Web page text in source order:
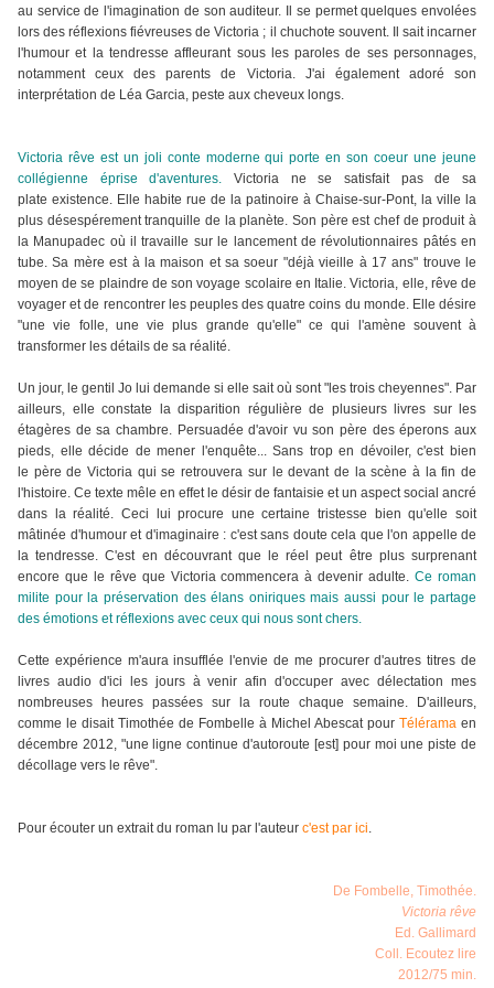
au service de l'imagination de son auditeur. Il se permet quelques envolées
lors des réflexions fiévreuses de Victoria ; il chuchote souvent. Il sait incarner
l'humour et la tendresse affleurant sous les paroles de ses personnages,
notamment ceux des parents de Victoria. J'ai également adoré son
interprétation de Léa Garcia, peste aux cheveux longs.
Victoria rêve est un joli conte moderne qui porte en son coeur une jeune
collégienne éprise d'aventures. Victoria ne se satisfait pas de sa
plate existence. Elle habite rue de la patinoire à Chaise-sur-Pont, la ville la
plus désespérement tranquille de la planète. Son père est chef de produit à
la Manupadec où il travaille sur le lancement de révolutionnaires pâtés en
tube. Sa mère est à la maison et sa soeur "déjà vieille à 17 ans" trouve le
moyen de se plaindre de son voyage scolaire en Italie. Victoria, elle,rêve de
voyager et de rencontrer les peuples desquatre coins du monde. Elle désire
"une vie folle, une vie plus grande qu'elle" ce qui l'amène souvent à
transformer les détails de sa réalité.
Un jour, le gentil Jo lui demande si elle sait où sont "les trois cheyennes". Par
ailleurs, elle constate la disparition régulière de plusieurs livres sur les
étagères de sa chambre. Persuadée d'avoir vu son père des éperons aux
pieds, elle décide de mener l'enquête...Sans trop en dévoiler, c'est bien
le père de Victoria qui se retrouvera sur le devant de la scène à la fin de
l'histoire. Ce texte mêle en effet le désir de fantaisie et un aspect social ancré
dans la réalité. Ceci lui procure une certaine tristesse bien qu'elle soit
mâtinée d'humour et d'imaginaire : c'est sans doute cela que l'on appelle de
la tendresse.C'est en découvrant que le réel peut être plus surprenant
encore que le rêve que Victoria commencera à devenir adulte.Ce roman
milite pour la préservation des élans oniriques mais aussi pour le partage
des émotions et réflexions avec ceux qui nous sont chers.
Cette expérience m'aura insufflée l'envie de me procurer d'autres titres de
livres audio d'ici les jours à venir afin d'occuper avec délectation mes
nombreuses heures passées sur la route chaque semaine. D'ailleurs,
comme le disait Timothée de Fombelle à Michel Abescat pour Télérama en
décembre 2012, "une ligne continue d'autoroute [est] pour moi une piste de
décollage vers le rêve".
Pour écouter un extrait du roman lu par l'auteur c'est par ici.
De Fombelle, Timothée.
Victoria rêve
Ed. Gallimard
Coll. Ecoutez lire
2012/75 min.